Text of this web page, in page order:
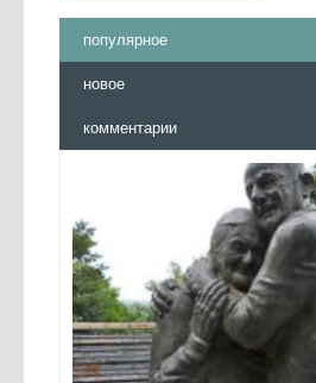
популярное
новое
комментарии